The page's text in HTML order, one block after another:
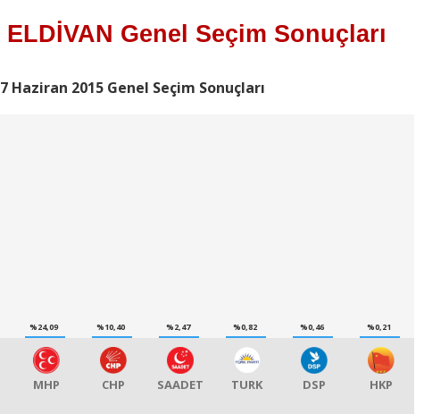
Genel Seçim Sonuçları
Haziran 2015 Genel Seçim Sonuçları
%24,09
MHP
%10,40
CHP
%2,47
SAADET
%0,82
TURK
%0,46
DSP
%0,21
HKP